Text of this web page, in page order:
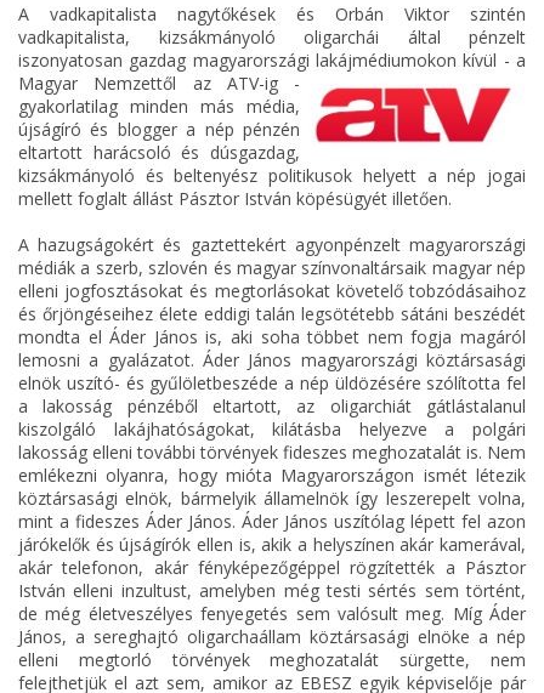
A vadkapitalista nagytőkések és Orbán Viktor szintén
vadkapitalista, kizsákmányoló oligarchái által pénzelt
iszonyatosan gazdag magyarországi lakájmédiumokon kívül - a
Magyar Nemzettől az ATV-ig -
gyakorlatilag minden más média,
újságíró és blogger a nép pénzén
eltartott harácsoló és dúsgazdag,
kizsákmányoló és beltenyész politikusok helyett a nép jogai
mellett foglalt állást Pásztor István köpésügyét illetően.
A hazugságokért és gaztettekért agyonpénzelt magyarországi
médiák a szerb, szlovén és magyar színvonaltársaik magyar nép
elleni jogfosztásokat és megtorlásokat követelő tobzódásaihoz
és őrjöngéseihez élete eddigi talán legsötétebb sátáni beszédét
mondta el Áder János is, aki soha többet nem fogja magáról
lemosni a gyalázatot. Áder János magyarországi köztársasági
elnök uszító- és gyűlöletbeszéde a nép üldözésére szólította fel
a lakosság pénzéből eltartott, az oligarchiát gátlástalanul
kiszolgáló lakájhatóságokat, kilátásba helyezve a polgári
lakosság elleni további törvények fideszes meghozatalát is. Nem
emlékezni olyanra, hogy mióta Magyarországon ismét létezik
köztársasági elnök, bármelyik államelnök így leszerepelt volna,
mint a fideszes Áder János. Áder János uszítólag lépett fel azon
járókelők és újságírók ellen is, akik a helyszínen akár kamerával,
akár telefonon, akár fényképezőgéppel rögzítették a Pásztor
István elleni inzultust, amelyben még testi sértés sem történt,
de még életveszélyes fenyegetés sem valósult meg. Míg Áder
János, a sereghajtó oligarchaállam köztársasági elnöke a nép
elleni megtorló törvények meghozatalát sürgette, nem
felejthetjük el azt sem, amikor az EBESZ egyik képviselője pár